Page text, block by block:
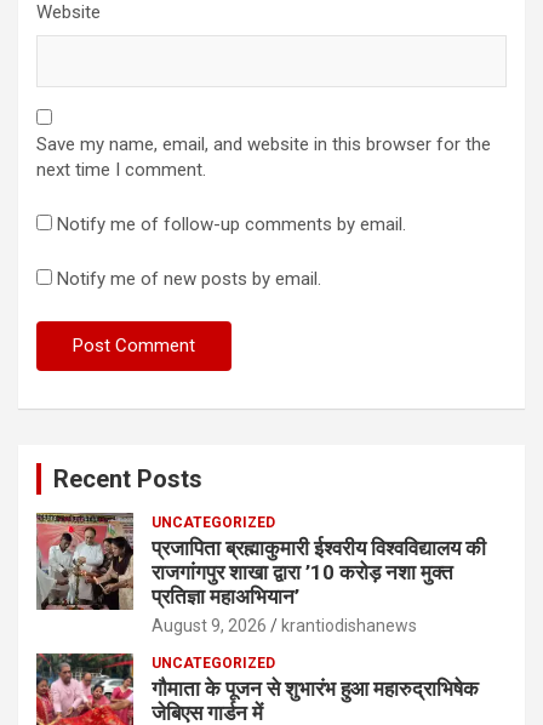
Website
Save my name, email, and website in this browser for the
next time I comment.
Notify me of follow-up comments by email.
Notify me of new posts by email.
Recent Posts
UNCATEGORIZED
प्रजापिता ब्रह्माकुमारी ईश्वरीय विश्वविद्यालय की
राजगांगपुर शाखा द्वारा ’10 करोड़ नशा मुक्त
प्रतिज्ञा महाअभियान’
August 9, 2026 krantiodishanews
UNCATEGORIZED
गौमाता के पूजन से शुभारंभ हुआ महारुद्राभिषेक
जेबिएस गार्डन में